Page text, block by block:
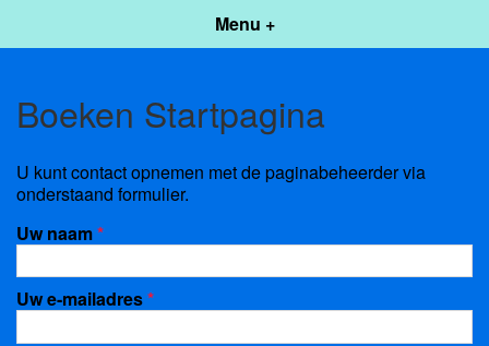
Menu +
Boeken Startpagina
U kunt contact opnemen met de paginabeheerder via
onderstaand formulier.
Uw naam*
Uw e-mailadres*